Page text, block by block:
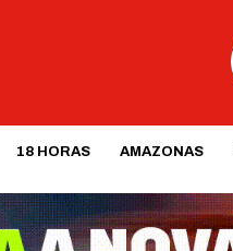
18 HORAS AMAZONAS